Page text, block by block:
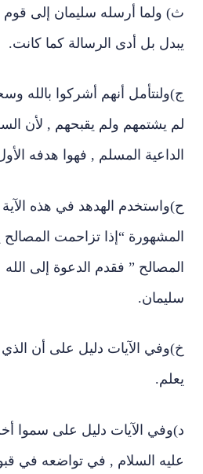
ث‌) ولما أرسله سليمان إلى
يبدل بل أدى الرسالة كما كانت.
ج‌)ولنتأمل أنهم أشركوا بالله
لم يشتمهم ولم يقبحهم , لأن
الداعية المسلم , فهوا هدفه
ح‌)واستخدم الهدهد في هذه الآية
المشهورة “إذا تزاحمت
المصالح ” فقدم الدعوة إلى
سليمان.
خ‌)وفي الآيات دليل على أن
يعلم.
د‌)وفي الآيات دليل على سموا
عليه السلام , في تواضعه في